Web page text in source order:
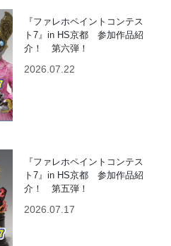
『ファレホペイントコンテス
ト7』in HS京都 参加作品紹
介！ 第六弾！
2026.07.22
『ファレホペイントコンテス
ト7』in HS京都 参加作品紹
介！ 第五弾！
2026.07.17